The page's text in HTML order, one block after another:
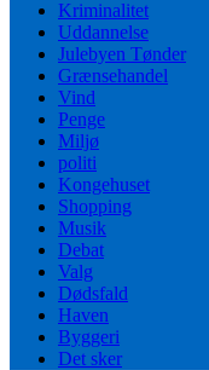
Kriminalitet
Uddannelse
Julebyen Tønder
Grænsehandel
Vind
Penge
Miljø
politi
Kongehuset
Shopping
Musik
Debat
Valg
Dødsfald
Haven
Byggeri
Det sker